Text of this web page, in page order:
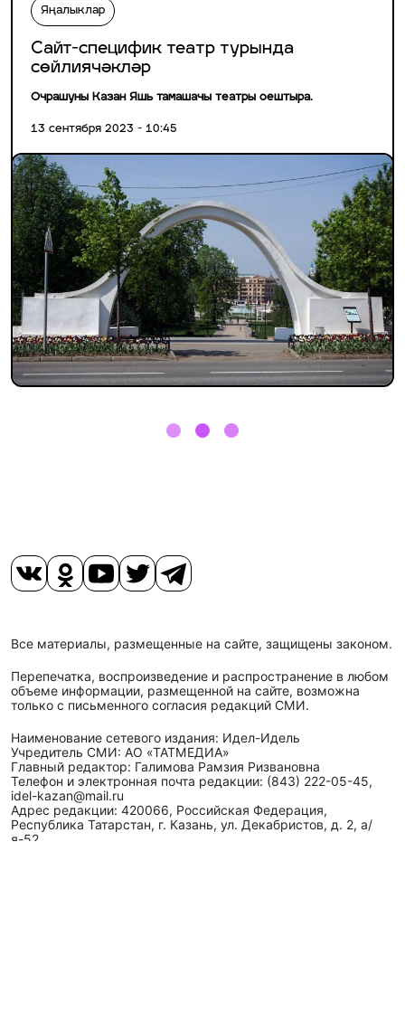
Яңалыклар
Сайт-специфик театр турында
сөйлиячәкләр
Очрашуны Казан Яшь тамашачы театры оештыра.
13 сентября 2023 - 10:45
Все материалы, размещенные на сайте, защищены законом.
Перепечатка, воспроизведение и распространение в любом
объеме информации, размещенной на сайте, возможна
только с письменного согласия редакций СМИ.
Наименование сетевого издания: Идел-Идель
Учредитель СМИ: АО «ТАТМЕДИА»
Главный редактор: Галимова Рамзия Ризвановна
Телефон и электронная почта редакции: (843) 222-05-45,
idel-kazan@mail.ru
Адрес редакции: 420066, Российская Федерация,
Республика Татарстан, г. Казань, ул. Декабристов, д. 2, а/
я-52.